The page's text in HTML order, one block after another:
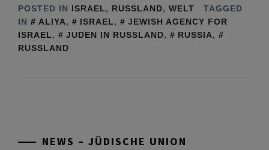
POSTED IN ISRAEL, RUSSLAND, WELT
TAGGED
IN
ALIYA, ISRAEL,
JEWISH AGENCY FOR
ISRAEL, JUDEN IN RUSSLAND, RUSSIA,
RUSSLAND
NEWS – JÜDISCHE UNION